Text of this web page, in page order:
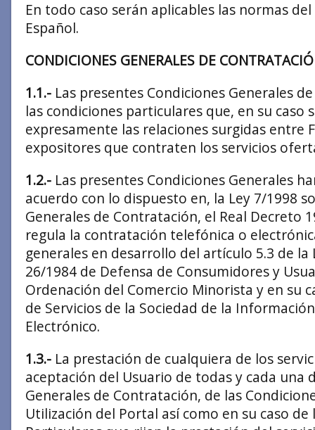
En todo caso serán aplicables las normas
Español.
CONDICIONES GENERALES DE
1.1.- Las presentes Condiciones Generales
las condiciones particulares que, en su caso
expresamente las relaciones surgidas entre
expositores que contraten los servicios
1.2.- Las presentes Condiciones Generales
acuerdo con lo dispuesto en, la Ley 7/1998
Generales de Contratación, el Real Decreto
regula la contratación telefónica o
generales en desarrollo del artículo 5.3 de la
26/1984 de Defensa de Consumidores y
Ordenación del Comercio Minorista y en su
de Servicios de la Sociedad de la
Electrónico.
1.3.- La prestación de cualquiera de los
aceptación del Usuario de todas y cada una
Generales de Contratación, de las
Utilización del Portal así como en su caso de